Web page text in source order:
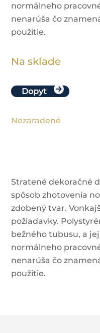
normálneho
nenarúša čo
použitie.
Na sklade
Dopyt
Nezaradené
Stratené dekoračné
spôsob zhotovenia
zdobený tvar.
požiadavky.
bežného tubusu, a
normálneho
nenarúša čo
použitie.